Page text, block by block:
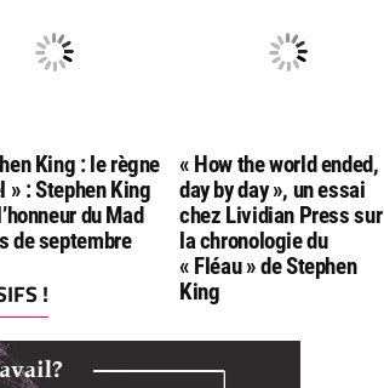
King : le règne
» : Stephen King
du Mad
de septembre
« How the world ended,
day by day », un essai
chez Lividian Press sur
la chronologie du
« Fléau » de Stephen
King
!